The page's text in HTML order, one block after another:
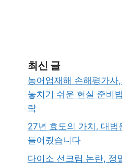
최신 글
농어업재해 손해평가사
놓치기 쉬운 현실 준비
략
27년 효도의 가치, 대법
들어줬습니다
다이소 선크림 논란, 정